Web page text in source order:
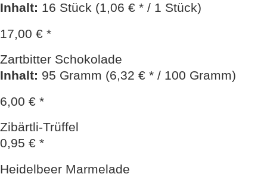
Inhalt: 16 Stück (1,06 € * / 1 Stück)
17,00 € *
Zartbitter Schokolade
Inhalt: 95 Gramm (6,32 € * / 100 Gramm)
6,00 € *
Zibärtli-Trüffel
0,95 € *
Heidelbeer Marmelade